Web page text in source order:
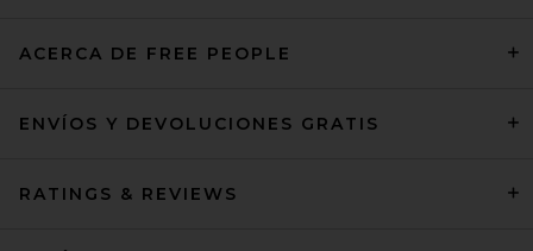
ACERCA DE FREE PEOPLE
ENVÍOS Y DEVOLUCIONES GRATIS
RATINGS & REVIEWS